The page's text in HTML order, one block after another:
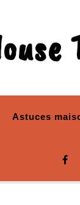
Astuces